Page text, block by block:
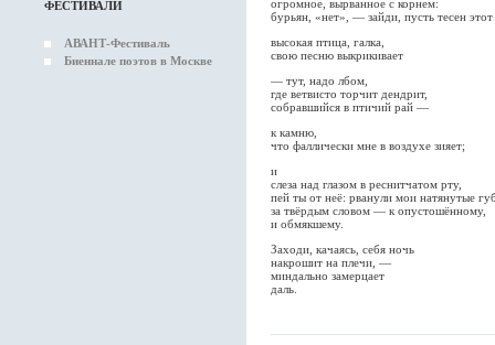
ФЕСТИВАЛИ
АВАНТ-Фестиваль
Биеннале поэтов в Москве
огромное, вырванное с корнем:
бурьян, «нет», — зайди, пусть тесен
высокая птица, галка,
свою песню выкрикивает
— тут, надо лбом,
где ветвисто торчит дендрит,
собравшийся в птичий рай —
к камню,
что фаллически мне в воздухе зияет;
и
слеза над глазом в реснитчатом рту,
пей ты от неё: рванули мои натянутые
за твёрдым словом — к опустошённому,
и обмякшему.
Заходи, качаясь, себя ночь
накрошит на плечи, —
миндально замерцает
даль.